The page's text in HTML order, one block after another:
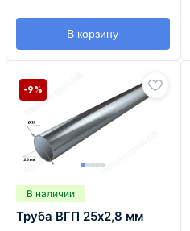
В корзину
В наличии
Труба ВГП 25х2,8 мм
-9%